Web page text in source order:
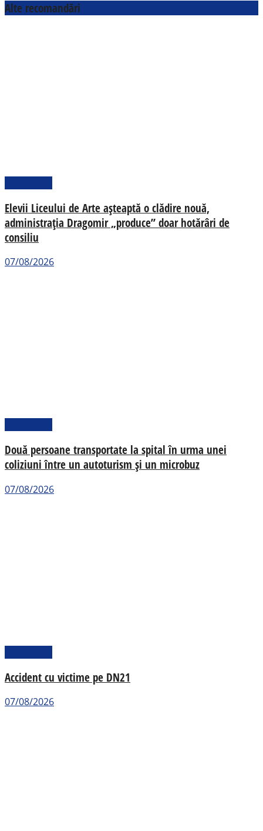
Alte recomandări
Elevii Liceului de Arte așteaptă o clădire nouă,
administrația Dragomir „produce” doar hotărâri de
consiliu
07/08/2026
Două persoane transportate la spital în urma unei
coliziuni între un autoturism și un microbuz
07/08/2026
Accident cu victime pe DN21
07/08/2026